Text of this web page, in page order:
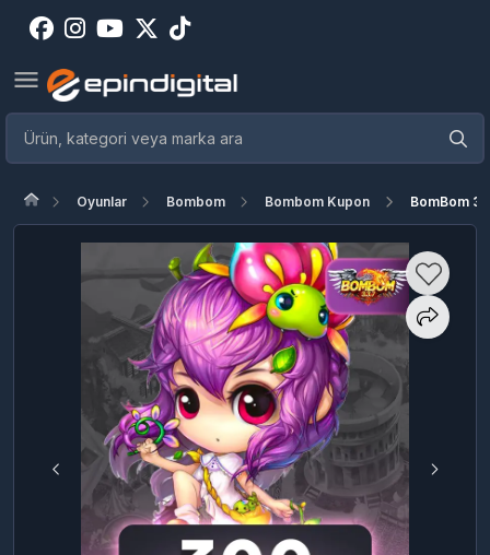
Oyunlar Bombom Bombom Kupon BomBom